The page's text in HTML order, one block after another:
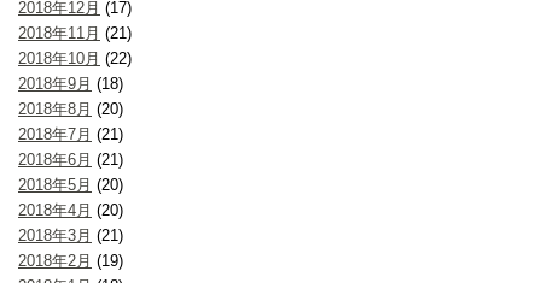
2018年12月 (17)
2018年11月 (21)
2018年10月 (22)
2018年9月 (18)
2018年8月 (20)
2018年7月 (21)
2018年6月 (21)
2018年5月 (20)
2018年4月 (20)
2018年3月 (21)
2018年2月 (19)